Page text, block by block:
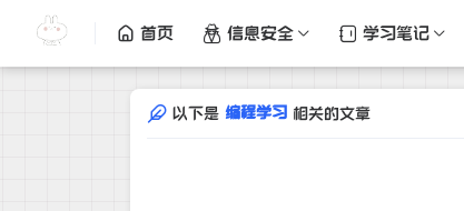
首页 信息安全 学习笔记
以下是 编程学习 相关的文章